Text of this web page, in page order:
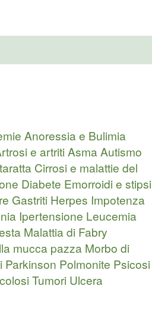
Anoressia e Bulimia
e artritiAsmaAutismo
Cirrosi e malattie del
Diabete Emorroidi e stipsi
Gastriti Herpes Impotenza
Ipertensione Leucemia
Malattia di Fabry
mucca pazza Morbo di
Parkinson Polmonite Psicosi
Tumori Ulcera